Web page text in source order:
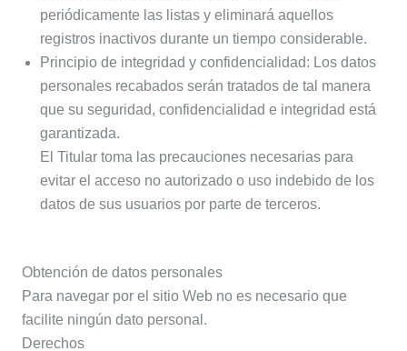
periódicamente las listas y eliminará aquellos
registros inactivos durante un tiempo considerable.
Principio de integridad y confidencialidad: Los datos
personales recabados serán tratados de tal manera
que su seguridad, confidencialidad e integridad está
garantizada.
El Titular toma las precauciones necesarias para
evitar el acceso no autorizado o uso indebido de los
datos de sus usuarios por parte de terceros.
Obtención de datos personales
Para navegar por el sitio Web no es necesario que
facilite ningún dato personal.
Derechos